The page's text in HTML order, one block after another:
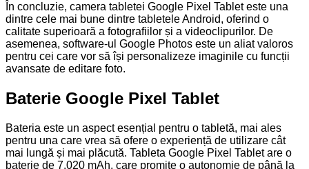
În concluzie, camera tabletei Google Pixel Tablet este una
dintre cele mai bune dintre tabletele Android, oferind o
calitate superioară a fotografiilor și a videoclipurilor. De
asemenea, software-ul Google Photos este un aliat valoros
pentru cei care vor să își personalizeze imaginile cu funcții
avansate de editare foto.
Baterie Google Pixel Tablet
Bateria este un aspect esențial pentru o tabletă, mai ales
pentru una care vrea să ofere o experiență de utilizare cât
mai lungă și mai plăcută. Tableta Google Pixel Tablet are o
baterie de 7.020 mAh, care promite o autonomie de până la